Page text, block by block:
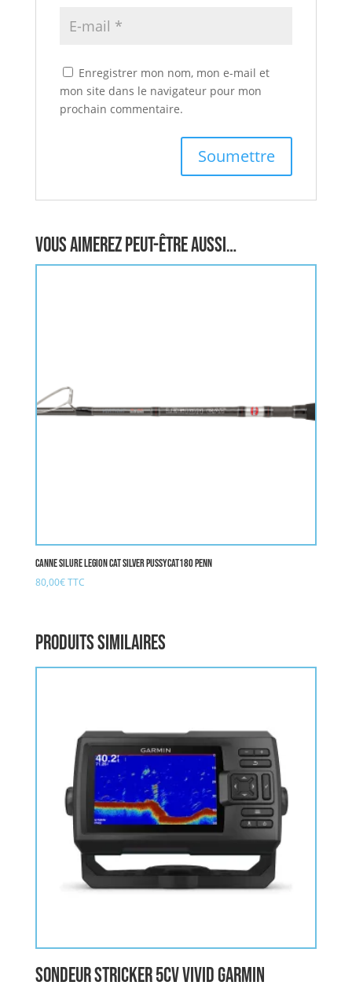
Enregistrer mon nom, mon e-mail et
mon site dans le navigateur pour mon
prochain commentaire.
Vous aimerez peut-être aussi…
Canne Silure LEGION CAT SILVER PUSSYCAT180 PENN
80,00€TTC
Produits similaires
Sondeur Stricker 5cv Vivid GARMIN